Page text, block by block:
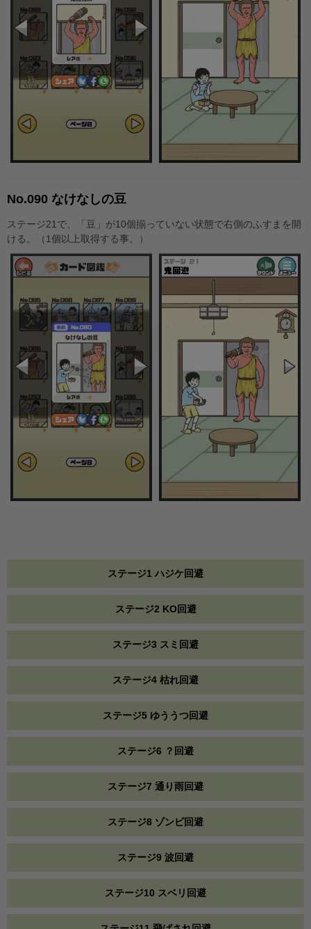
No.090 なけなしの豆
ステージ21で、「豆」が10個揃っていない状態で右側のふすまを開
ける。（1個以上取得する事。）
ステージ1 ハジケ回避
ステージ2 KO回避
ステージ3 スミ回避
ステージ4 枯れ回避
ステージ5 ゆううつ回避
ステージ6 ？回避
ステージ7 通り雨回避
ステージ8 ゾンビ回避
ステージ9 波回避
ステージ10 スベリ回避